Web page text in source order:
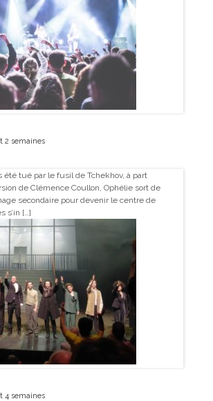
2 semaines
été tué par le fusil de Tchekhov, à part
de Clémence Coullon, Ophélie sort de
secondaire pour devenir le centre de
s’in […]
4 semaines